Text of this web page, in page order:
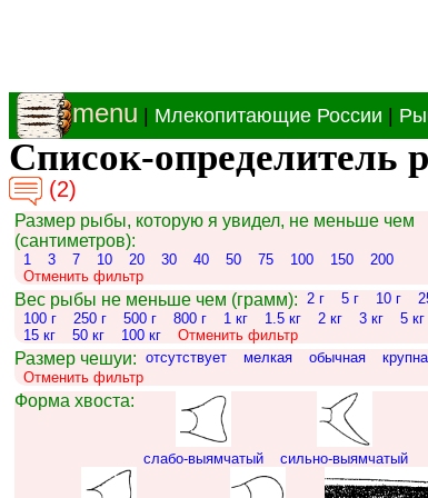
menu Млекопитающие России
Список-определитель
(2)
Размер рыбы, которую я увидел, не меньше чем
(сантиметров):
1 3 7 10 20 30 40 50 75 100 150
200
Отменить фильтр
Вес рыбы не меньше чем (грамм): 2 г 5 г 10 г
100 г
250 г 500 г 800 г 1 кг 1.5 кг 2 кг 3 кг 5 кг
15 кг
50 кг 100 кг Отменить фильтр
Размер чешуи: отсутствует мелкая обычная
Отменить фильтр
Форма хвоста:
слабо-выямчатый сильно-выямчатый